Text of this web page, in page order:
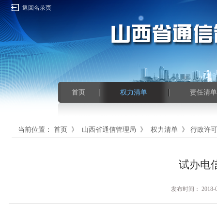
返回名录页
首页 权力清单 责任清单
当前位置： 首页 》 山西省通信管理局 》 权力清单 》 行政许可
试办电
发布时间：